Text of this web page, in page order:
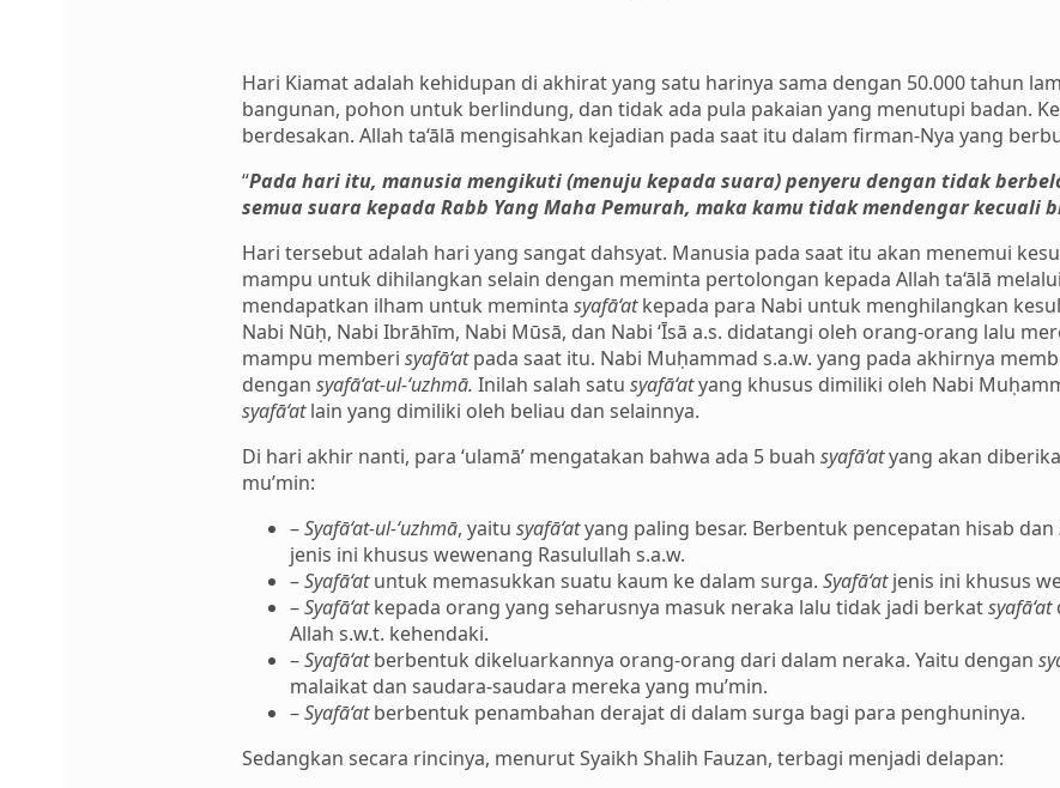
Hari Kiamat adalah kehidupan di akhirat yang satu harinya sama dengan 50.000 tahun
bangunan, pohon untuk berlindung, dan tidak ada pula pakaian yang menutupi badan.
berdesakan. Allah ta‘ālā mengisahkan kejadian pada saat itu dalam firman-Nya yang
“Pada hari itu, manusia mengikuti (menuju kepada suara) penyeru dengan tidak
semua suara kepada Rabb Yang Maha Pemurah, maka kamu tidak mendengar kecuali
Hari tersebut adalah hari yang sangat dahsyat. Manusia pada saat itu akan menemui
mampu untuk dihilangkan selain dengan meminta pertolongan kepada Allah ta‘ālā melalui
mendapatkan ilham untuk meminta syafā‘atkepada para Nabi untuk menghilangkan
Nabi Nūḥ, Nabi Ibrāhīm, Nabi Mūsā, dan Nabi ‘Īsā a.s. didatangi oleh orang-orang lalu
mampu memberi syafā‘atpada saat itu. Nabi Muḥammad s.a.w. yang pada akhirnya
dengan syafā‘at-ul-‘uzhmā. Inilah salah satu syafā‘atyang khusus dimiliki oleh Nabi
syafā‘atlain yang dimiliki oleh beliau dan selainnya.
Di hari akhir nanti, para ‘ulamā’ mengatakan bahwa ada 5 buah syafā‘atyang akan
mu’min:
–Syafā‘at-ul-‘uzhmā, yaitu syafā‘atyang paling besar. Berbentuk pencepatan hisab dan
jenis ini khusus wewenang Rasulullah s.a.w.
–Syafā‘atuntuk memasukkan suatu kaum ke dalam surga. Syafā‘atjenis ini khusus
–Syafā‘atkepada orang yang seharusnya masuk neraka lalu tidak jadi berkatsyafā‘at
Allah s.w.t. kehendaki.
–Syafā‘atberbentuk dikeluarkannya orang-orang dari dalam neraka. Yaitu dengan
malaikat dan saudara-saudara mereka yang mu’min.
–Syafā‘atberbentuk penambahan derajat di dalam surga bagi para penghuninya.
Sedangkan secara rincinya, menurut Syaikh Shalih Fauzan, terbagi menjadi delapan: